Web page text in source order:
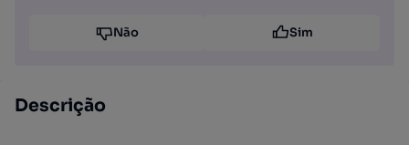
Não Sim
Descrição